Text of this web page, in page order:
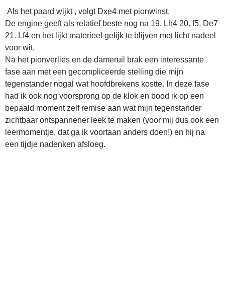
Als het paard wijkt , volgt Dxe4 met pionwinst.
De engine geeft als relatief beste nog na 19. Lh4 20. f5, De7
21. Lf4 en het lijkt materieel gelijk te blijven met licht nadeel
voor wit.
Na het pionverlies en de dameruil brak een interessante
fase aan met een gecompliceerde stelling die mijn
tegenstander nogal wat hoofdbrekens kostte. In deze fase
had ik ook nog voorsprong op de klok en bood ik op een
bepaald moment zelf remise aan wat mijn tegenstander
zichtbaar ontspannener leek te maken (voor mij dus ook een
leermomentje, dat ga ik voortaan anders doen!) en hij na
een tijdje nadenken afsloeg.